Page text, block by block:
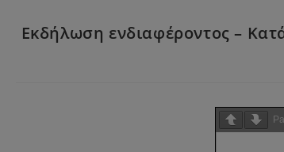
Εκδήλωση ενδιαφέροντος –